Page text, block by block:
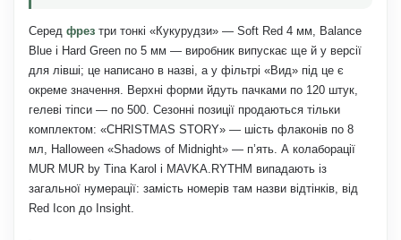
Середфрез три тонкі «Кукурудзи» — Soft Red 4 мм, Balance
Blue і Hard Green по 5 мм — виробник випускає ще й у версії
для лівші; це написано в назві, а у фільтрі «Вид» під це є
окреме значення. Верхні форми йдуть пачками по 120 штук,
гелеві тіпси — по 500. Сезонні позиції продаються тільки
комплектом: «CHRISTMAS STORY» — шість флаконів по 8
мл, Halloween «Shadows of Midnight» — п’ять. А колаборації
MUR MUR by Tina Karol і MAVKA.RYTHM випадають із
загальної нумерації: замість номерів там назви відтінків, від
Red Icon до Insight.